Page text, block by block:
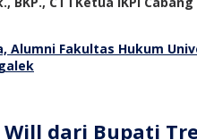
dari Bupati